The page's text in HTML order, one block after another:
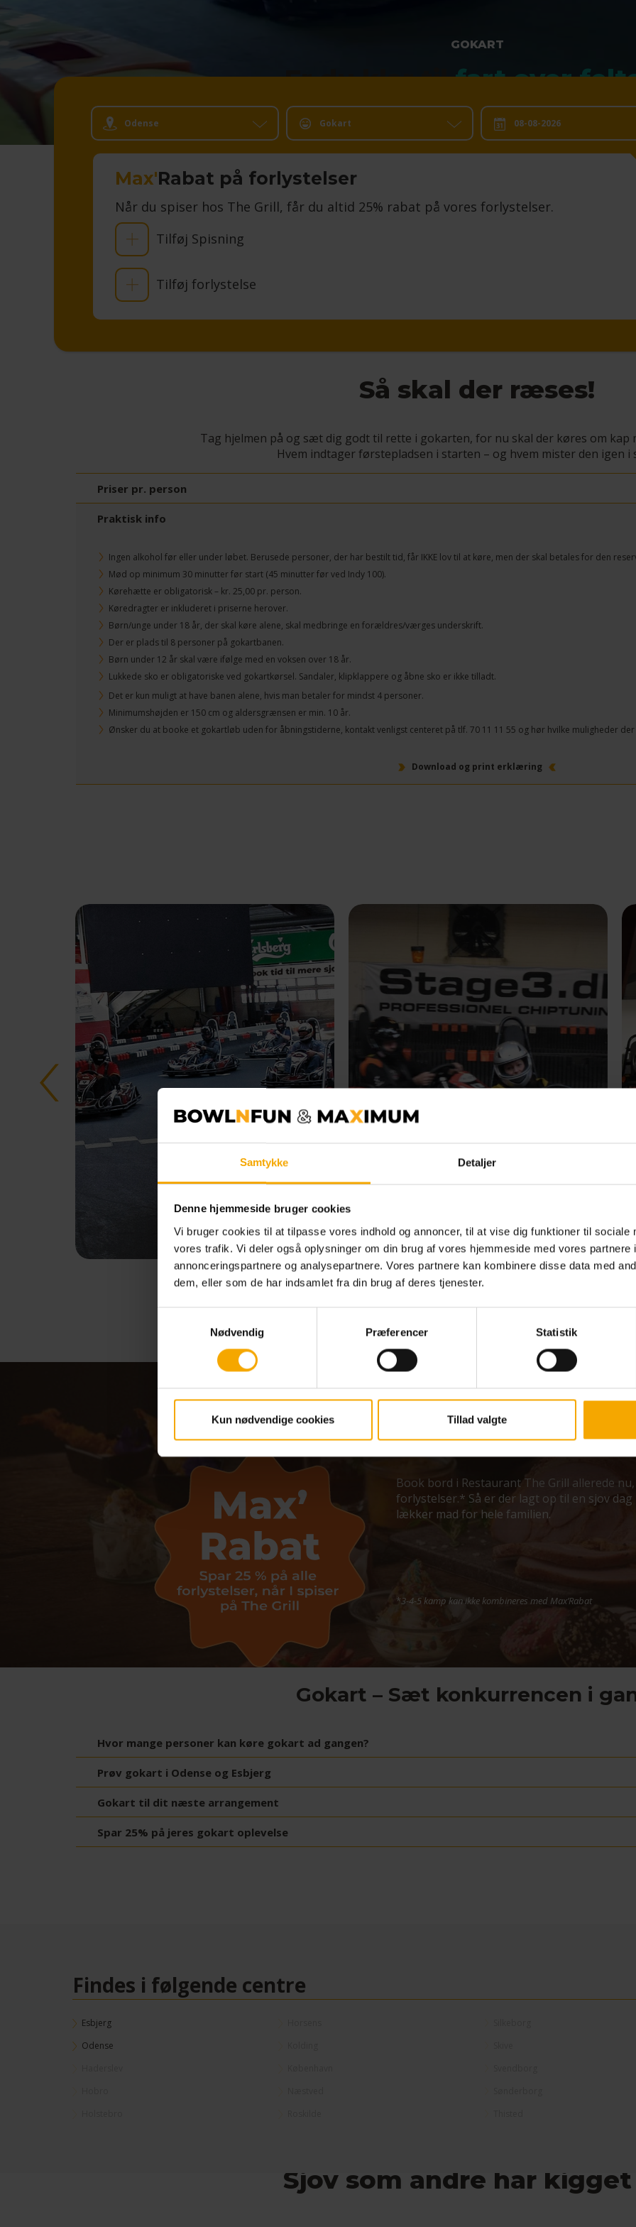
Samtykke Detaljer
Denne hjemmeside bruger cookies
Vi bruger cookies til at tilpasse vores indhold og annoncer, til at vise dig funktioner til sociale
vores trafik. Vi deler også oplysninger om din brug af vores hjemmeside med vores partnere
annonceringspartnere og analysepartnere. Vores partnere kan kombinere disse data med
dem, eller som de har indsamlet fra din brug af deres tjenester.
Nødvendig
Præferencer Statistik
Kun nødvendige cookies Tillad valgte
GOKART
Er du klar tilfart over
Odense Gokart Dato:
Max'Rabat på forlystelser
Når du spiser hos The Grill, får du altid 25% rabat på vores forlystelser.
Tilføj Spisning
Tilføj forlystelse
Så skal der ræses!
Tag hjelmen på og sæt dig godt til rette i gokarten, for nu skal der køres om kap
Hvem indtager førstepladsen i starten – og hvem mister den igen i
Priser pr. person
Praktisk info
Ingen alkohol før eller under løbet. Berusede personer, der har bestilt tid, får IKKE lov til at køre, men der skal betales for den
Mød op minimum 30 minutter før start (45 minutter før ved Indy 100).
Kørehætte er obligatorisk – kr. 25,00pr. person.
Køredragter er inkluderet i priserne herover.
Børn/unge under 18 år, der skal køre alene, skal medbringe en forældres/værges underskrift.
Der er plads til 8 personer på gokartbanen.
Børn under 12 år skal være ifølge med en voksen over 18 år.
Lukkede sko er obligatoriske ved gokartkørsel. Sandaler, klipklappere og åbne sko er ikke tilladt.
Det er kun muligt at have banen alene, hvis man betaler for mindst 4 personer.
Minimumshøjden er 150 cm og aldersgrænsen er min. 10 år.
Ønsker du at booke et gokartløb uden for åbningstiderne, kontakt venligst centeret på tlf. 70 11 11 55 og hør hvilke muligheder der
Download og print erklæring
Esbjerg Esbjerg
1 3
Tid tillækker
ventetid
Book bord i Restaurant The Grill allerede
forlystelser.* Så er der lagt op til en sjov
lækker mad for hele familien.
*3-4-5 kamp kan ikke kombineres med Max’Rabat
Gokart – Sæt konkurrencen i
Hvor mange personer kan køre gokart ad gangen?
Prøv gokart i Odense og Esbjerg
Gokart til dit næste arrangement
Spar 25% på jeres gokart oplevelse
Findes i følgende centre
Esbjerg
Odense
Sjov som andre har kigget